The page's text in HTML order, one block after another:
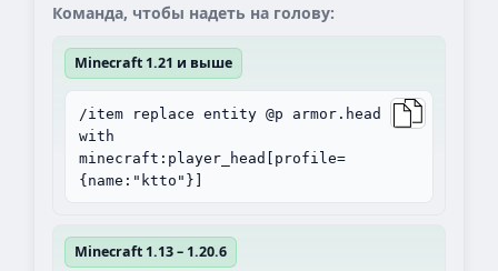
Команда, чтобы надеть на голову:
Minecraft 1.21 и выше
/item replace entity @p armor.head
with
minecraft:player_head[profile=
{name:"ktto"}]
Minecraft 1.13 – 1.20.6